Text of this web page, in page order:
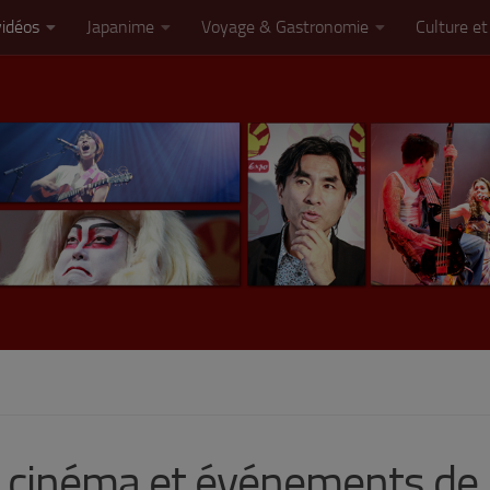
Japanime Voyage & Gastronomie Culture